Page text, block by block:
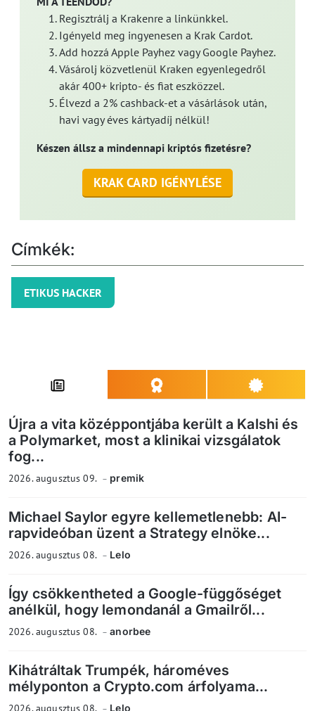
Regisztrálj a Krakenre a linkünkkel.
Igényeld meg ingyenesen a Krak Cardot.
Add hozzá Apple Payhez vagy Google Payhez.
Vásárolj közvetlenül Kraken egyenlegedről
akár 400+ kripto- és fiat eszközzel.
Élvezd a 2% cashback-et a vásárlások után,
havi vagy éves kártyadíj nélkül!
Készen állsz a mindennapi kriptós fizetésre?
KRAK CARD IGÉNYLÉSE
Címkék:
ETIKUS HACKER
Újra a vita középpontjába került a Kalshi és
a Polymarket, most a klinikai vizsgálatok
fog...
2026. augusztus 09. premik
Michael Saylor egyre kellemetlenebb: AI-
rapvideóban üzent a Strategy elnöke...
2026. augusztus 08. Lelo
Így csökkentheted a Google-függőséget
anélkül, hogy lemondanál a Gmailről...
2026. augusztus 08. anorbee
Kihátráltak Trumpék, hároméves
mélyponton a Crypto.com árfolyama...
2026. augusztus 08. Lelo